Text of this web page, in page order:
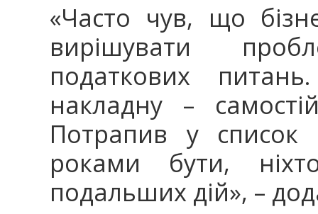
«Часто чув, що
вирішувати
податкових
накладну –
Потрапив у
роками бути,
подальших дій», –